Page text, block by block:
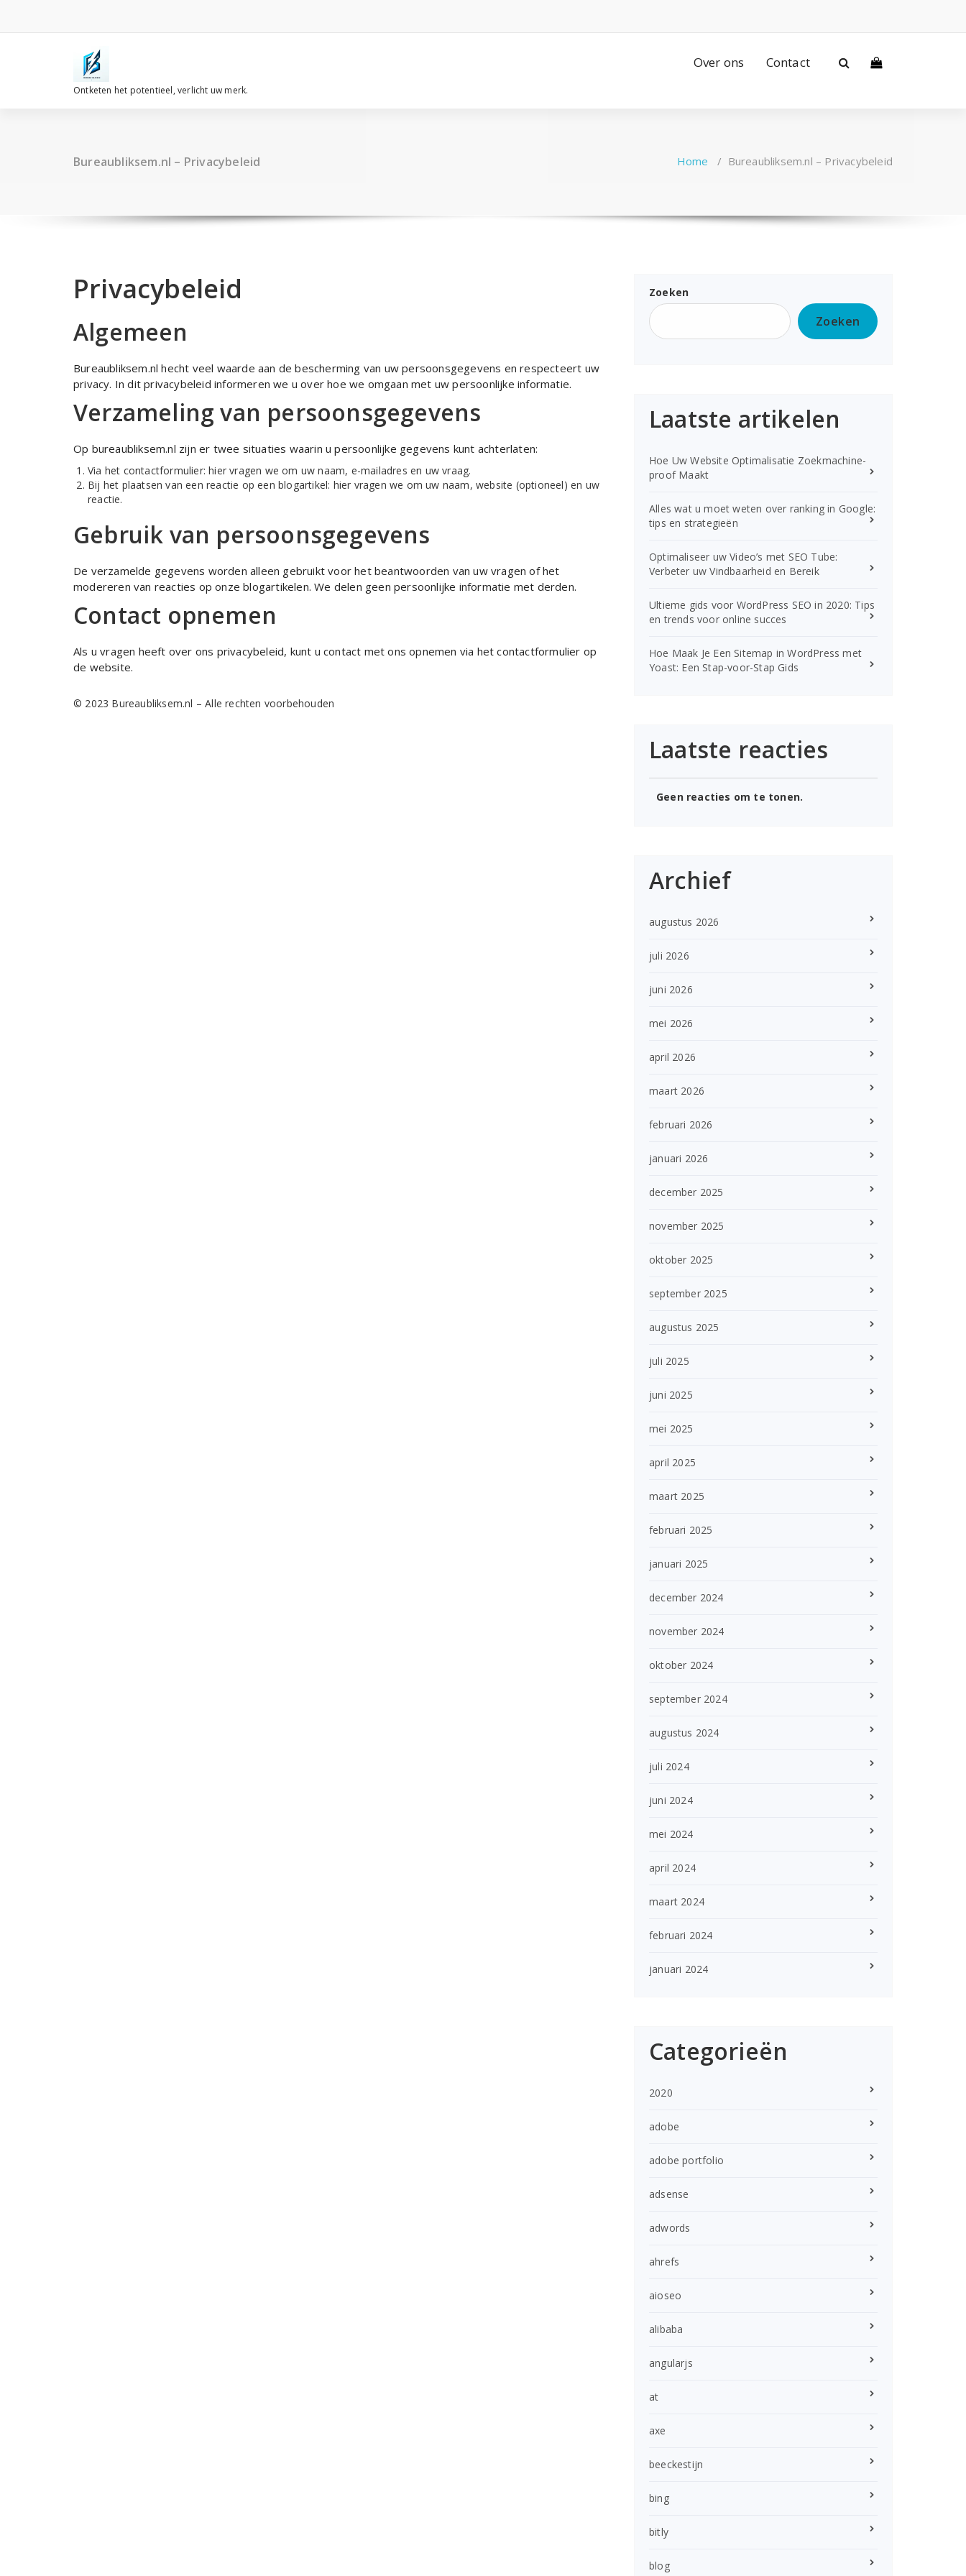
de
Ontketen het potentieel, verlicht uw merk.
Over ons Contact
Bureaubliksem.nl – Privacybeleid Home / Bureaubliksem.nl – Privacybeleid
Privacybeleid
Algemeen
Bureaubliksem.nl hecht veel waarde aan de bescherming van uw persoonsgegevens en respecteert uw
privacy. In dit privacybeleid informeren we u over hoe we omgaan met uw persoonlijke informatie.
Verzameling van persoonsgegevens
Op bureaubliksem.nl zijn er twee situaties waarin u persoonlijke gegevens kunt achterlaten:
Via het contactformulier: hier vragen we om uw naam, e-mailadres en uw vraag.
Bij het plaatsen van een reactie op een blogartikel: hier vragen we om uw naam, website (optioneel) en uw
reactie.
Gebruik van persoonsgegevens
De verzamelde gegevens worden alleen gebruikt voor het beantwoorden van uw vragen of het
modereren van reacties op onze blogartikelen. We delen geen persoonlijke informatie met derden.
Contact opnemen
Als u vragen heeft over ons privacybeleid, kunt u contact met ons opnemen via het contactformulier op
de website.
© 2023 Bureaubliksem.nl – Alle rechten voorbehouden
Zoeken
Zoeken
Laatste artikelen
Hoe Uw Website Optimalisatie Zoekmachine-
proof Maakt
Alles wat u moet weten over ranking in Google:
tips en strategieën
Optimaliseer uw Video’s met SEO Tube:
Verbeter uw Vindbaarheid en Bereik
Ultieme gids voor WordPress SEO in 2020: Tips
en trends voor online succes
Hoe Maak Je Een Sitemap in WordPress met
Yoast: Een Stap-voor-Stap Gids
Laatste reacties
Geen reacties om te tonen.
Archief
augustus 2026
juli 2026
juni 2026
mei 2026
april 2026
maart 2026
februari 2026
januari 2026
december 2025
november 2025
oktober 2025
september 2025
augustus 2025
juli 2025
juni 2025
mei 2025
april 2025
maart 2025
februari 2025
januari 2025
december 2024
november 2024
oktober 2024
september 2024
augustus 2024
juli 2024
juni 2024
mei 2024
april 2024
maart 2024
februari 2024
januari 2024
Categorieën
2020
adobe
adobe portfolio
adsense
adwords
ahrefs
aioseo
alibaba
angularjs
at
axe
beeckestijn
bing
bitly
blog